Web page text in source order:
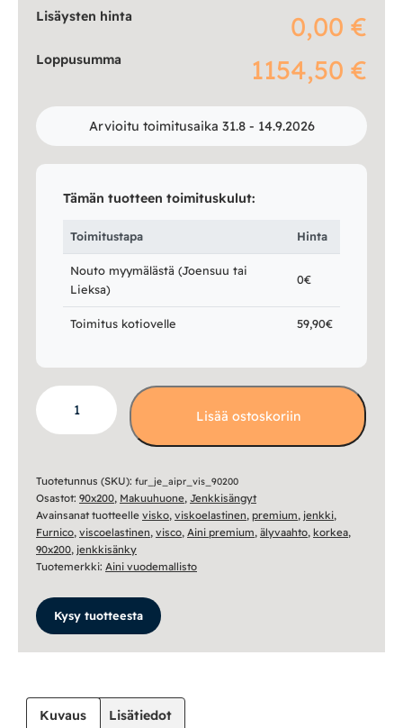
Lisäysten hinta 0,00 €
Loppusumma 1154,50 €
Arvioitu toimitusaika 31.8 - 14.9.2026
Tämän tuotteen toimituskulut:
Toimitustapa Hinta
Nouto myymälästä (Joensuu tai
Lieksa)
0€
Toimitus kotiovelle 59,90€
Aini
Premium
Visco
90x200
määrä
Lisää ostoskoriin
Tuotetunnus (SKU): fur_je_aipr_vis_90200
Osastot: 90x200, Makuuhuone, Jenkkisängyt
Avainsanat tuotteelle visko, viskoelastinen, premium, jenkki,
Furnico, viscoelastinen, visco, Aini premium, älyvaahto, korkea,
90x200, jenkkisänky
Tuotemerkki: Aini vuodemallisto
Kysy tuotteesta
Kuvaus Lisätiedot